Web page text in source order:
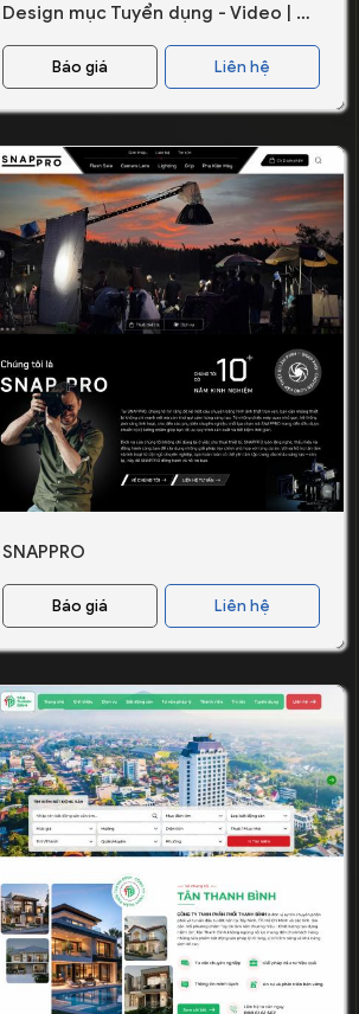
Design mục Tuyển dụng - Video | OH House
Báo giá Liên hệ
SNAPPRO
Báo giá Liên hệ